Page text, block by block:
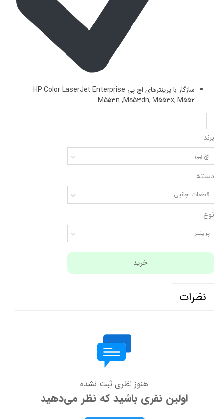
سازگار با پرینترهای اچ پی HP Color LaserJet Enterprise
M553n ,M553dn, M553x, M552
برند
اچ پی
دسته
قطعات جانبی
نوع
پرینتر
خرید
نظرات
هنوز نظری ثبت نشده
اولین نفری باشید که نظر می‌دهید